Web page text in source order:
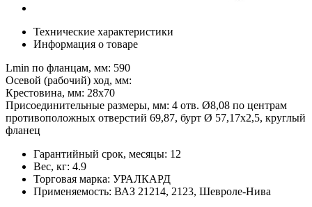
Технические характеристики
Информация о товаре
Lmin по фланцам, мм: 590
Осевой (рабочий) ход, мм:
Крестовина, мм: 28х70
Присоединительные размеры, мм: 4 отв. Ø8,08 по центрам
противоположных отверстий 69,87, бурт Ø 57,17х2,5, круглый
фланец
Гарантийный срок, месяцы: 12
Вес, кг: 4.9
Торговая марка: УРАЛКАРД
Применяемость: ВАЗ 21214, 2123, Шевроле-Нива